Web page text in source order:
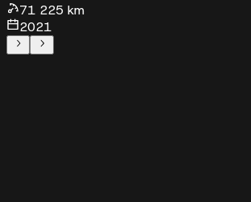
71 225 km
2021